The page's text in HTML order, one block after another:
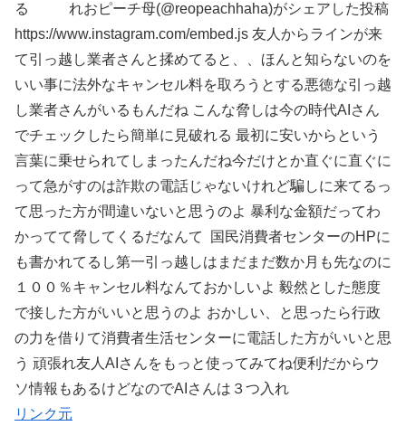
る れおピーチ母(@reopeachhaha)がシェアした投稿
https://www.instagram.com/embed.js 友人からラインが来
て引っ越し業者さんと揉めてると、、ほんと知らないのを
いい事に法外なキャンセル料を取ろうとする悪徳な引っ越
し業者さんがいるもんだね こんな脅しは今の時代AIさん
でチェックしたら簡単に見破れる 最初に安いからという
言葉に乗せられてしまったんだね今だけとか直ぐに直ぐに
って急がすのは詐欺の電話じゃないけれど騙しに来てるっ
て思った方が間違いないと思うのよ 暴利な金額だってわ
かってて脅してくるだなんて 国民消費者センターのHPに
も書かれてるし第一引っ越しはまだまだ数か月も先なのに
１００％キャンセル料なんておかしいよ 毅然とした態度
で接した方がいいと思うのよ おかしい、と思ったら行政
の力を借りて消費者生活センターに電話した方がいいと思
う 頑張れ友人AIさんをもっと使ってみてね便利だからウ
ソ情報もあるけどなのでAIさんは３つ入れ
リンク元